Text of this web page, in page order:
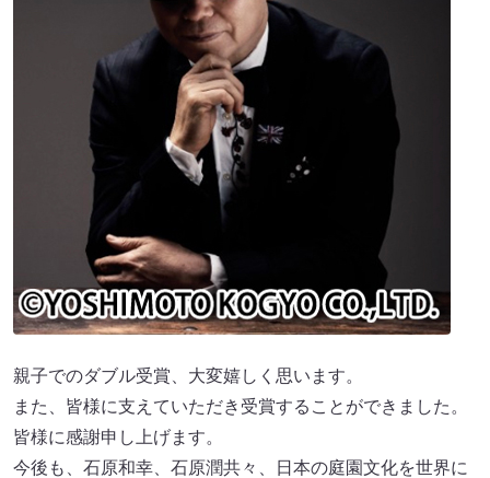
親子でのダブル受賞、大変嬉しく思います。
また、皆様に支えていただき受賞することができました。
皆様に感謝申し上げます。
今後も、石原和幸、石原潤共々、日本の庭園文化を世界に